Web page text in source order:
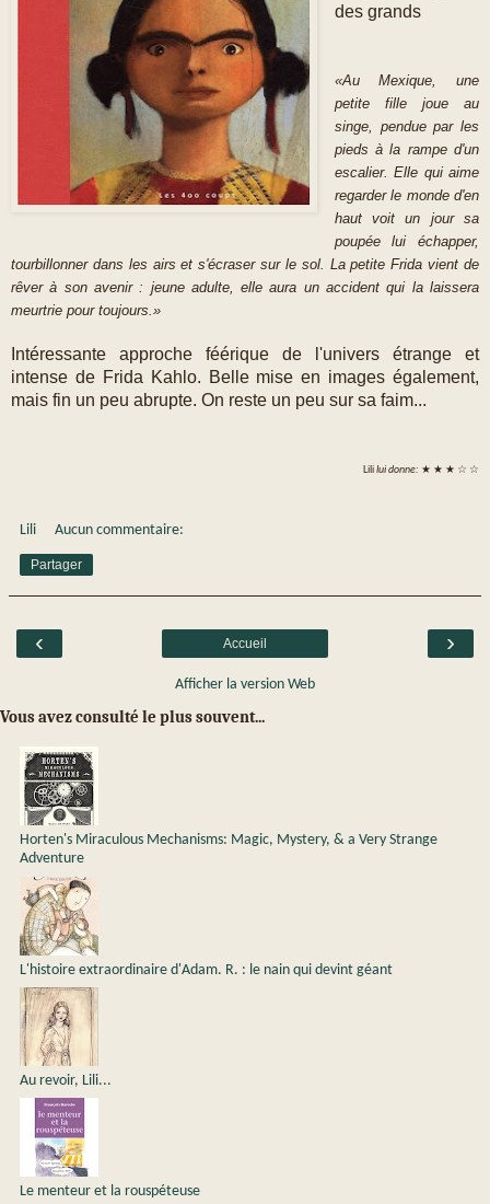
des grands
«Au Mexique, une
petite fille joue au
singe, pendue par les
pieds à la rampe d'un
escalier. Elle qui aime
regarder le monde d'en
haut voit un jour sa
poupée lui échapper,
tourbillonner dans les airs et s'écraser sur le sol. La petite Frida vient de
rêver à son avenir : jeune adulte, elle aura un accident qui la laissera
meurtrie pour toujours.»
Intéressante approche féérique de l'univers étrange et
intense de Frida Kahlo. Belle mise en images également,
mais fin un peu abrupte. On reste un peu sur sa faim...
Lililui donne: ★ ★ ★ ☆ ☆
Lili Aucun commentaire:
Partager
‹ ›
Accueil
Afficher la version Web
Vous avez consulté le plus souvent...
Horten's Miraculous Mechanisms: Magic, Mystery, & a Very Strange
Adventure
L'histoire extraordinaire d'Adam. R. : le nain qui devint géant
Au revoir, Lili...
Le menteur et la rouspéteuse